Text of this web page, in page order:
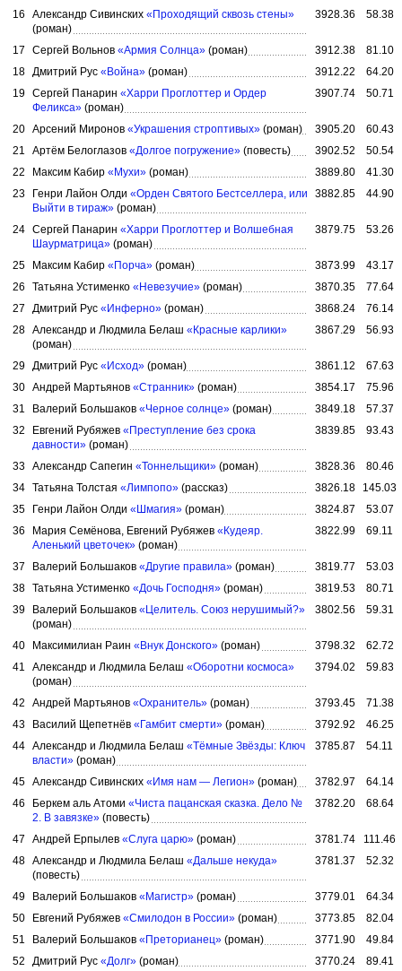
16
Александр Сивинских «Проходящий сквозь стены»
(роман)
3928.36 58.38
17 Сергей Вольнов «Армия Солнца» (роман) 3912.38
81.10
18
Дмитрий Рус «Война» (роман) 3912.22
64.20
19 Сергей Панарин «Харри Проглоттер и Ордер
Феликса» (роман)
3907.74 50.71
20 Арсений Миронов «Украшения строптивых» (роман) 3905.20
60.43
21
Артём Белоглазов «Долгое погружение» (повесть) 3902.52
50.54
22
Максим Кабир «Мухи» (роман) 3889.80
41.30
23
Генри Лайон Олди «Орден Святого Бестселлера, или
Выйти в тираж» (роман)
3882.85 44.90
24 Сергей Панарин «Харри Проглоттер и Волшебная
Шаурматрица» (роман)
3879.75 53.26
25 Максим Кабир «Порча» (роман) 3873.99
43.17
26
Татьяна Устименко «Невезучие» (роман) 3870.35
77.64
27
Дмитрий Рус «Инферно» (роман) 3868.24
76.14
28 Александр и Людмила Белаш «Красные карлики»
(роман)
3867.29 56.93
29 Дмитрий Рус «Исход» (роман) 3861.12
67.63
30 Андрей Мартьянов «Странник» (роман) 3854.17
75.96
31
Валерий Большаков «Черное солнце» (роман) 3849.18
57.37
32
Евгений Рубяжев «Преступление без срока
давности» (роман)
3839.85 93.43
33 Александр Сапегин «Тоннельщики» (роман) 3828.36
80.46
34 Татьяна Толстая «Лимпопо» (рассказ) 3826.18
145.03
35
Генри Лайон Олди «Шмагия» (роман) 3824.87
53.07
36
Мария Семёнова, Евгений Рубяжев «Кудеяр.
Аленький цветочек» (роман)
3822.99 69.11
37 Валерий Большаков «Другие правила» (роман) 3819.77
53.03
38 Татьяна Устименко «Дочь Господня» (роман) 3819.53
80.71
39
Валерий Большаков «Целитель. Союз нерушимый?»
(роман)
3802.56 59.31
40 Максимилиан Раин «Внук Донского» (роман) 3798.32
62.72
41
Александр и Людмила Белаш «Оборотни космоса»
(роман)
3794.02 59.83
42 Андрей Мартьянов «Охранитель» (роман) 3793.45
71.38
43
Василий Щепетнёв «Гамбит смерти» (роман) 3792.92
46.25
44 Александр и Людмила Белаш «Тёмные Звёзды: Ключ
власти» (роман)
3785.87 54.11
45 Александр Сивинских «Имя нам — Легион» (роман) 3782.97
64.14
46
Беркем аль Атоми «Чиста пацанская сказка. Дело №
2. В завязке» (повесть)
3782.20 68.64
47 Андрей Ерпылев «Слуга царю» (роман) 3781.74
111.46
48 Александр и Людмила Белаш «Дальше некуда»
(повесть)
3781.37 52.32
49 Валерий Большаков «Магистр» (роман) 3779.01
64.34
50
Евгений Рубяжев «Смилодон в России» (роман) 3773.85
82.04
51
Валерий Большаков «Преторианец» (роман) 3771.90
49.84
52
Дмитрий Рус «Долг» (роман) 3770.24 89.41